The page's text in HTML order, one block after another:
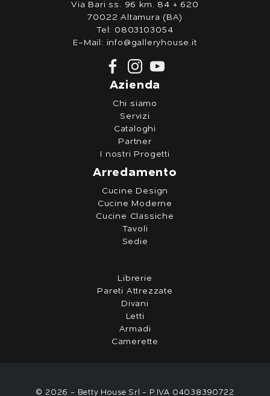
Via Bari ss. 96 km. 84 + 620
70022 Altamura (BA)
Tel: 0803103054
E-Mail: info@galleryhouse.it
Azienda
Chi siamo
Servizi
Cataloghi
Partner
I nostri Progetti
Arredamento
Cucine Design
Cucine Moderne
Cucine Classiche
Tavoli
Sedie
Librerie
Pareti Attrezzate
Divani
Letti
Armadi
Camerette
© 2026 - Betty House Srl - P.IVA 04038390722